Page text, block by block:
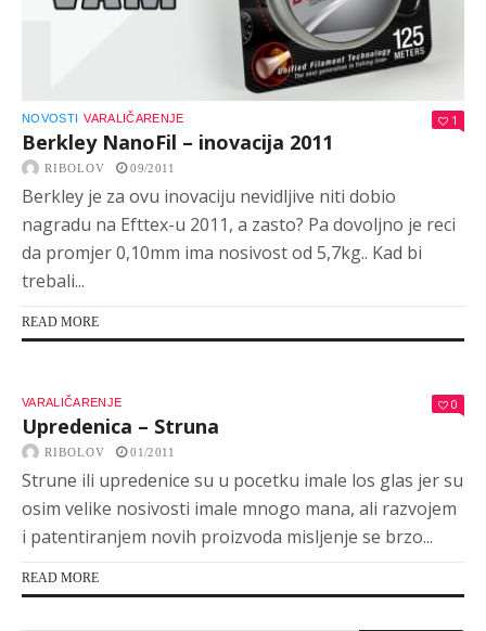
NOVOSTI VARALIČARENJE 1
Berkley NanoFil – inovacija 2011
RIBOLOV 09/2011
Berkley je za ovu inovaciju nevidljive niti dobio
nagradu na Efttex-u 2011, a zasto? Pa dovoljno je reci
da promjer 0,10mm ima nosivost od 5,7kg.. Kad bi
trebali...
READ MORE
VARALIČARENJE 0
Upredenica – Struna
RIBOLOV 01/2011
Strune ili upredenice su u pocetku imale los glas jer su
osim velike nosivosti imale mnogo mana, ali razvojem
i patentiranjem novih proizvoda misljenje se brzo...
READ MORE